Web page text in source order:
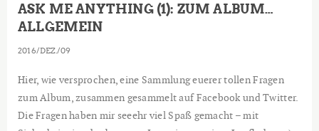
ASK ME ANYTHING (1): ZUM ALBUM…
ALLGEMEIN
2016 DEZ. 09
Hier, wie versprochen, eine Sammlung euerer tollen Fragen
zum Album, zusammen gesammelt auf Facebook und Twitter.
Die Fragen haben mir seeehr viel Spaß gemacht – mit